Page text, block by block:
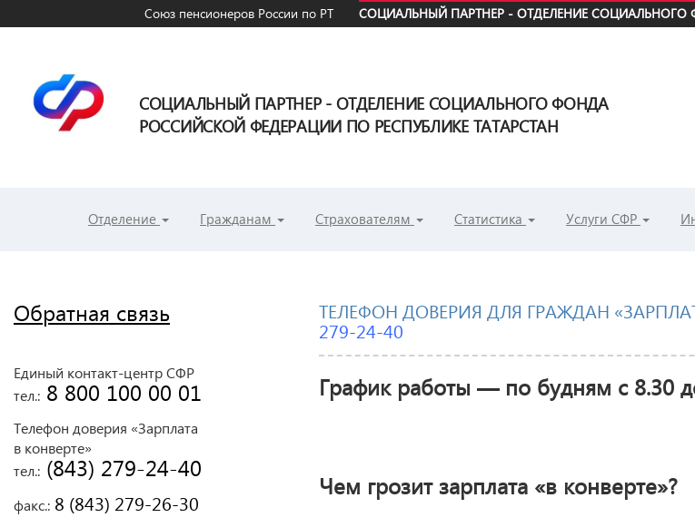
Союз пенсионеров России по РТ СОЦИАЛЬНЫЙ ПАРТНЕР - ОТДЕЛЕНИЕ СОЦИАЛЬНОГО
СОЦИАЛЬНЫЙ ПАРТНЕР - ОТДЕЛЕНИЕ СОЦИАЛЬНОГО ФОНДА
РОССИЙСКОЙ ФЕДЕРАЦИИ ПО РЕСПУБЛИКЕ ТАТАРСТАН
Отделение Гражданам Страхователям Статистика Услуги СФР
ТЕЛЕФОН ДОВЕРИЯ ДЛЯ ГРАЖДАН «
279-24-40
График работы — по будням с 8.30
Чем грозит зарплата «в конверте»?
Обратная связь
Единый контакт-центр СФР
тел.: 8 800 100 00 01
Телефон доверия «Зарплата
в конверте»
тел.: (843) 279-24-40
факс.: 8 (843) 279-26-30